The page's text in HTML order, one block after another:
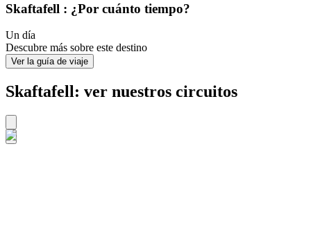
Skaftafell : ¿Por cuánto tiempo?
Un día
Descubre más sobre este destino
Ver la guía de viaje
Skaftafell: ver nuestros circuitos